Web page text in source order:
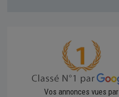
Vos annonces vues par